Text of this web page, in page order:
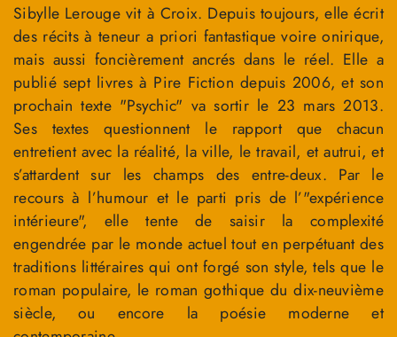
Sibylle Lerouge vit à Croix. Depuis toujours, elle écrit
des récits à teneur a priori fantastique voire onirique,
mais aussi foncièrement ancrés dans le réel. Elle a
publié sept livres à Pire Fiction depuis 2006, et son
prochain texte "Psychic" va sortir le 23 mars 2013.
Ses textes questionnent le rapport que chacun
entretient avec la réalité, la ville, le travail, et autrui, et
s’attardent sur les champs des entre-deux. Par le
recours à l’humour et le parti pris de l’"expérience
intérieure", elle tente de saisir la complexité
engendrée par le monde actuel tout en perpétuant des
traditions littéraires qui ont forgé son style, tels que le
roman populaire, le roman gothique du dix-neuvième
siècle, ou encore la poésie moderne et